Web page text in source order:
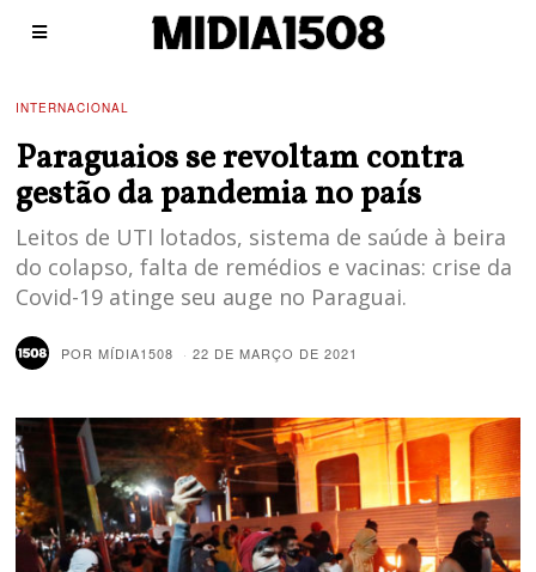
INTERNACIONAL
Paraguaios se revoltam contra
gestão da pandemia no país
Leitos de UTI lotados, sistema de saúde à beira
do colapso, falta de remédios e vacinas: crise da
Covid-19 atinge seu auge no Paraguai.
PORMÍDIA1508 22 DE MARÇO DE 2021